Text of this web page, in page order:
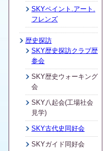
SKYペイント.アート.
フレンズ
歴史探訪
SKY歴史探訪クラブ歴
参会
SKY歴史ウォーキング
会
SKY八起会(工場社会
見学)
SKY古代史同好会
SKYガイド同好会